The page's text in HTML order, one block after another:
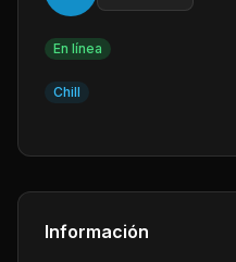
En línea
Chill
Información